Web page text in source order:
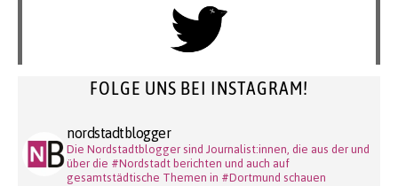
FOLGE UNS BEI INSTAGRAM!
nordstadtblogger
Die Nordstadtblogger sind Journalist:innen, die aus der und
über die #Nordstadt berichten und auch auf
gesamtstädtische Themen in #Dortmund schauen